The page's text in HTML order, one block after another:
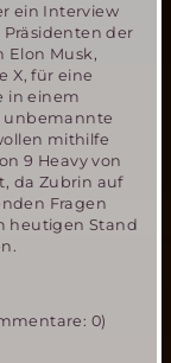
ein Interview
der
Elon Musk,
X, für eine
in einem
unbemannte
mithilfe
9 Heavy von
da Zubrin auf
Fragen
heutigen Stand
0)